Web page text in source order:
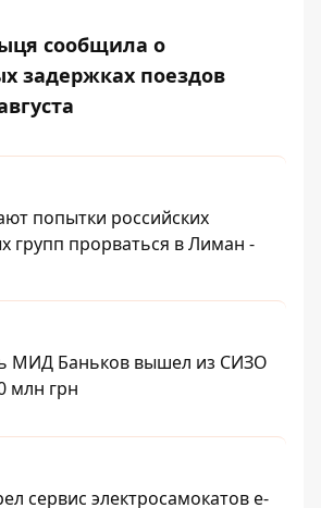
сообщила о
задержках поездов
попытки российских
групп прорваться в Лиман -
МИД Баньков вышел из СИЗО
млн грн
сервис электросамокатов e-